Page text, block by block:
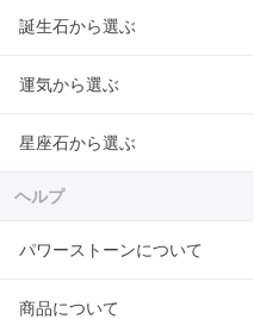
誕生石から選ぶ
運気から選ぶ
星座石から選ぶ
ヘルプ
パワーストーンについて
商品について